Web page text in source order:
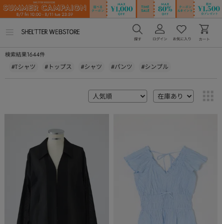
ー
を
検索結果1644件
#Tシャツ #トップス #シャツ #パンツ #シンプル